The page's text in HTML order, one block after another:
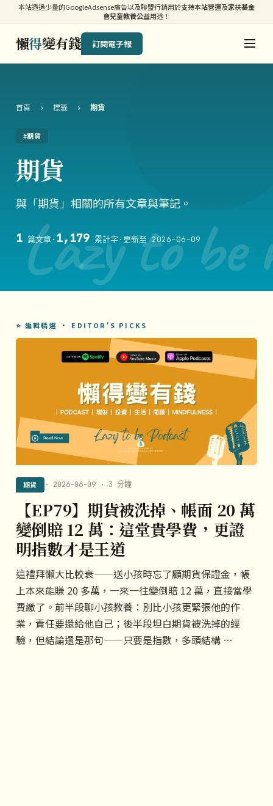
本站透過少量的GoogleAdsense廣告以及聯盟行銷用於支持本站營運及家扶基金
會兒童教養公益用途！
懶得變有錢 訂閱電子報
Lazy to be
首頁 › 標籤 › 期貨
#期貨
期貨
與「期貨」相關的所有文章與筆記。
1篇文章· 1,179累計字 ·更新至 2026-06-09
⭐ 編輯精選 · EDITOR'S PICKS
期貨 · 2026-06-09 · 3 分鐘
【EP79】期貨被洗掉、帳面 20 萬
變倒賠 12 萬：這堂貴學費，更證
明指數才是王道
這禮拜懶大比較衰——送小孩時忘了顧期貨保證金，帳
上本來能賺 20 多萬，一來一往變倒賠 12 萬，直接當學
費繳了。前半段聊小孩教養：別比小孩更緊張他的作
業，責任要還給他自己；後半段坦白期貨被洗掉的經
驗，但結論還是那句——只要是指數，多頭結構 …